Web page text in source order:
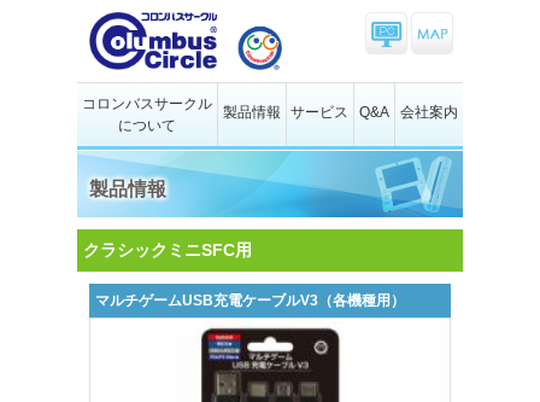
コロンバスサークル
について
製品情報 サービス Q&A 会社案内
製品情報
クラシックミニSFC用
マルチゲームUSB充電ケーブルV3（各機種用）